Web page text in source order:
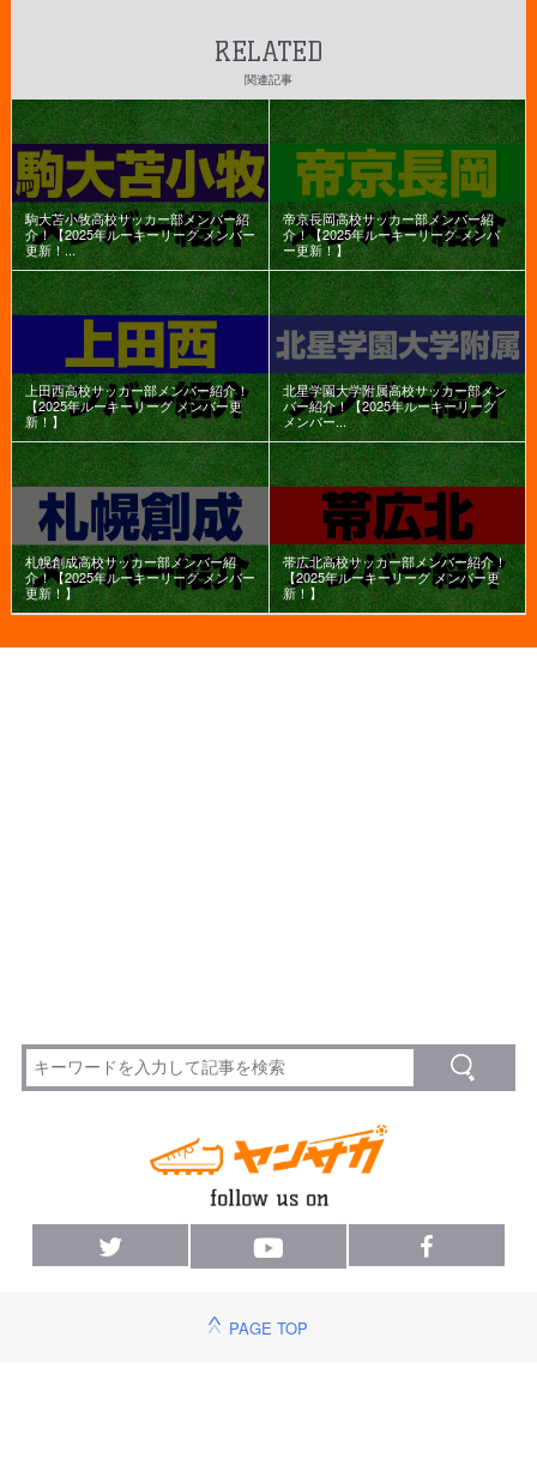
RELATED
関連記事
駒大苫小牧高校サッカー部メンバー紹
介！【2025年ルーキーリーグ メンバー
更新！...
帝京長岡高校サッカー部メンバー紹
介！【2025年ルーキーリーグ メンバ
ー更新！】
上田西高校サッカー部メンバー紹介！
【2025年ルーキーリーグ メンバー更
新！】
北星学園大学附属高校サッカー部メン
バー紹介！【2025年ルーキーリーグ
メンバー...
札幌創成高校サッカー部メンバー紹
介！【2025年ルーキーリーグ メンバー
更新！】
帯広北高校サッカー部メンバー紹介！
【2025年ルーキーリーグ メンバー更
新！】
PAGE TOP